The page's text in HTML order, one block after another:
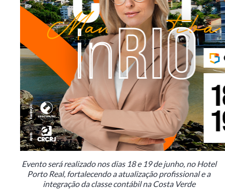
Evento será realizado nos dias 18 e 19 de junho, no Hotel
Porto Real, fortalecendo a atualização profissional e a
integração da classe contábil na Costa Verde